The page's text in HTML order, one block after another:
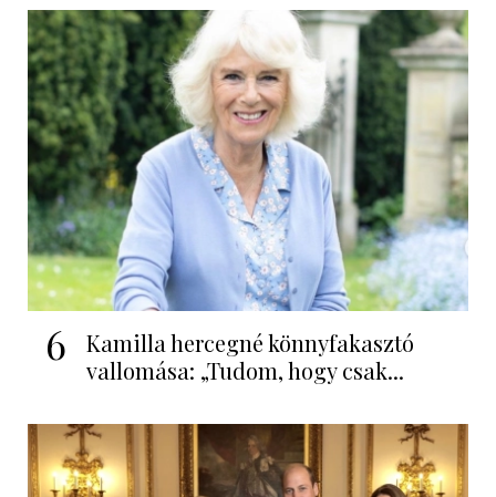
6
Kamilla hercegné könnyfakasztó
vallomása: „Tudom, hogy csak...